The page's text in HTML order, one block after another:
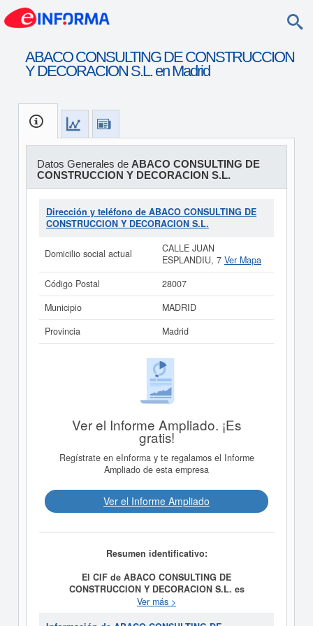
ABACO CONSULTING DE CONSTRUCCION
Y DECORACION S.L. en Madrid
Datos Generales de ABACO CONSULTING DE
CONSTRUCCION Y DECORACION S.L.
Dirección y teléfono de ABACO CONSULTING DE
CONSTRUCCION Y DECORACION S.L.
Domicilio social actual
CALLE JUAN
ESPLANDIU, 7 Ver Mapa
Código Postal
28007
Municipio
MADRID
Provincia
Madrid
Ver el Informe Ampliado. ¡Es
gratis!
Regístrate en eInforma y te regalamos el Informe
Ampliado de esta empresa
Ver el Informe Ampliado
Resumen identificativo:
El CIF de ABACO CONSULTING DE
CONSTRUCCION Y DECORACION S.L. es
La finalidad de la empresa
CONSULTING DE CONSTRUCCION Y DECORACION
Ver más >